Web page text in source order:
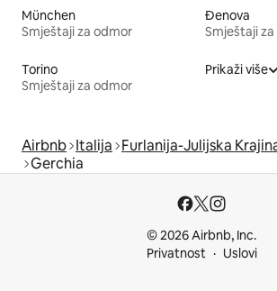
München
Smještaji za odmor
Đenova
Smještaji
Torino
Smještaji za odmor
Prikaži više
Airbnb Italija Furlanija-Julijska
Gerchia
© 2026 Airbnb, Inc.
Privatnost
Uslovi